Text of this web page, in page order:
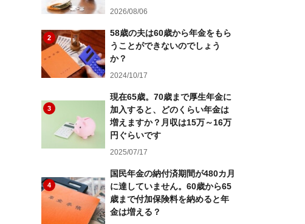
2026/08/06
2
58歳の夫は60歳から年金をもら
うことができないのでしょう
か？
2024/10/17
3
現在65歳。70歳まで厚生年金に
加入すると、どのくらい年金は
増えますか？月収は15万～16万
円ぐらいです
2025/07/17
4
国民年金の納付済期間が480カ月
に達していません。60歳から65
歳まで付加保険料を納めると年
金は増える？